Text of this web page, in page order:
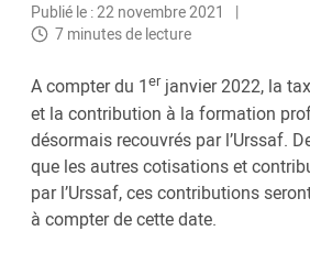
Publié le : 22 novembre 2021
7 minutes de lecture
A compter du 1erjanvier 2022, la
et la contribution à la formation
désormais recouvrés par l’Urssaf.
que les autres cotisations et
par l’Urssaf, ces contributions
à compter de cette date.